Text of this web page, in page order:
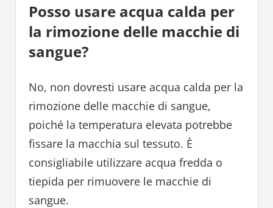
Posso usare acqua calda per
la rimozione delle macchie di
sangue?
No, non dovresti usare acqua calda per la
rimozione delle macchie di sangue,
poiché la temperatura elevata potrebbe
fissare la macchia sul tessuto. È
consigliabile utilizzare acqua fredda o
tiepida per rimuovere le macchie di
sangue.